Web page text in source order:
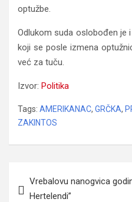
optužbe.
Odlukom suda oslobođen je
koji se posle izmena
već za tuču.
Izvor: Politika
Tags: AMERIKANAC, GRČKA,
ZAKINTOS
članaka
Vrebalovu nanogvica
Hertelendi”